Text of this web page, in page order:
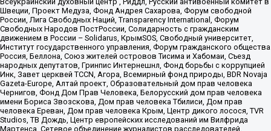
Швеции, Проект Медуза, Фонд Андрея Сахарова, Форум свободной
России, Лига Свободных Наций, Transparеncy International, Форум
Свободных Народов ПостРоссии, Солидарность с гражданским
движением в России – Solidarus, КрымSOS, Свободный университет,
Институт государственного управления, Форум гражданского общества
Россия, Беллона, Союз жителей островов Тисима и Хабомаи, Съезд
народных депутатов, Гринпис Интернешнл, Фонд борьбы с коррупцией
Инк, Завет церквей TCCN, Агора, Всемирный фонд природы, BDR Novaja
Gazeta-Europe, Алтай проект, Образовательный дом прав человека
Чернигов, Фонд Дом Прав Человека, Белорусский дом прав человека
имени Бориса Звозскова, Дом прав человека Тбилиси, Дом прав
человека Ереван, Дом прав человека Крым, Центр дикого лосося, TVR
Studios, ТВ Дождь, Центр европейских исследований им Вилфрида
Мартенса, Сетевое объединение журналистов расследователей,